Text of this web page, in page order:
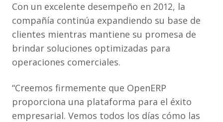
Con un excelente desempeño en 2012, la
compañía continúa expandiendo su base de
clientes mientras mantiene su promesa de
brindar soluciones optimizadas para
operaciones comerciales.
“Creemos firmemente que OpenERP
proporciona una plataforma para el éxito
empresarial. Vemos todos los días cómo las